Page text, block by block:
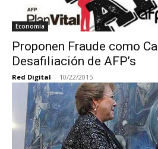
Economía
Proponen Fraude como
Desafiliación de AFP’s
Red Digital - 10/22/2015